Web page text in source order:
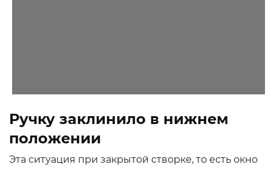
Ручку заклинило в нижнем
положении
Эта ситуация при закрытой створке, то есть окно